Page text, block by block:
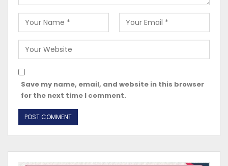
Save my name, email, and website in this browser
for the next time I comment.